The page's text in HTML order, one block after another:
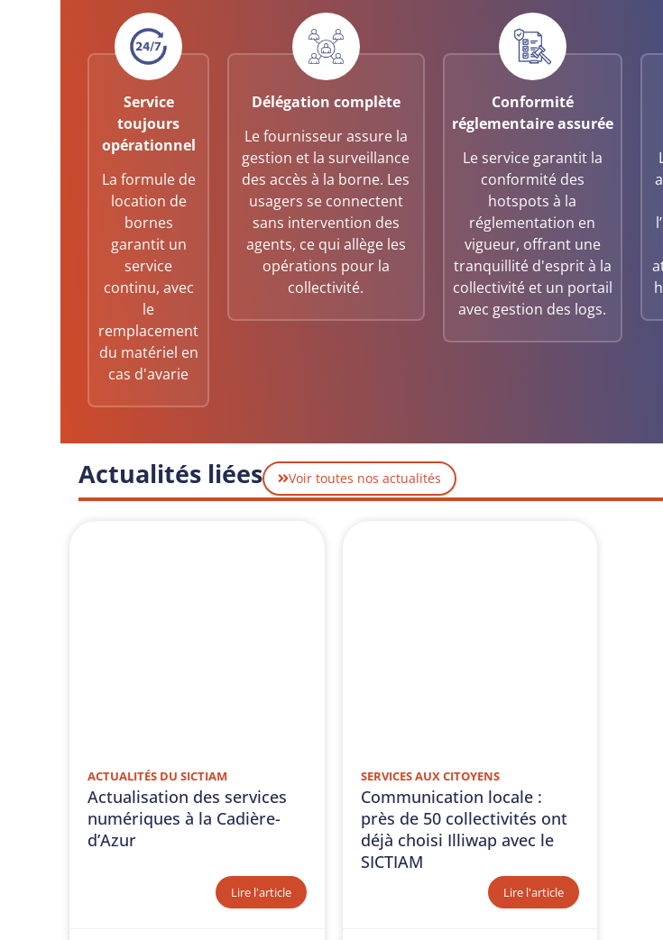
Service
toujours
opérationnel
La formule de
location de
bornes
garantit un
service
continu, avec
le
remplacement
du matériel en
cas d'avarie
Délégation complète
Le fournisseur assure la
gestion et la surveillance
des accès à la borne. Les
usagers se connectent
sans intervention des
agents, ce qui allège les
opérations pour la
collectivité.
Conformité
réglementaire assurée
Le service garantit la
conformité des
hotspots à la
réglementation en
vigueur, offrant une
tranquillité d'esprit à la
collectivité et un portail
avec gestion des logs.
Actualités liées Voir toutes nos actualités
ACTUALITÉS DU SICTIAM
Actualisation des services
numériques à la Cadière-
d’Azur
Lire l'article
SERVICES AUX CITOYENS
Communication locale :
près de 50 collectivités ont
déjà choisi Illiwap avec le
SICTIAM
Lire l'article